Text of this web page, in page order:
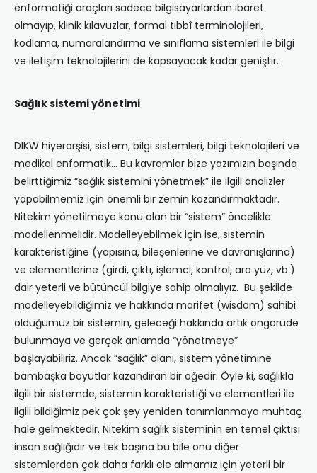
enformatiği araçları sadece bilgisayarlardan ibaret
olmayıp, klinik kılavuzlar, formal tıbbî terminolojileri,
kodlama, numaralandırma ve sınıflama sistemleri ile bilgi
ve iletişim teknolojilerini de kapsayacak kadar geniştir.
Sağlık sistemi yönetimi
DIKW hiyerarşisi, sistem, bilgi sistemleri, bilgi teknolojileri ve
medikal enformatik… Bu kavramlar bize yazımızın başında
belirttiğimiz “sağlık sistemini yönetmek” ile ilgili analizler
yapabilmemiz için önemli bir zemin kazandırmaktadır.
Nitekim yönetilmeye konu olan bir “sistem” öncelikle
modellenmelidir. Modelleyebilmek için ise, sistemin
karakteristiğine (yapısına, bileşenlerine ve davranışlarına)
ve elementlerine (girdi, çıktı, işlemci, kontrol, ara yüz, vb.)
dair yeterli ve bütüncül bilgiye sahip olmalıyız. Bu şekilde
modelleyebildiğimiz ve hakkında marifet (wisdom) sahibi
olduğumuz bir sistemin, geleceği hakkında artık öngörüde
bulunmaya ve gerçek anlamda “yönetmeye”
başlayabiliriz. Ancak “sağlık” alanı, sistem yönetimine
bambaşka boyutlar kazandıran bir öğedir. Öyle ki, sağlıkla
ilgili bir sistemde, sistemin karakteristiği ve elementleri ile
ilgili bildiğimiz pek çok şey yeniden tanımlanmaya muhtaç
hale gelmektedir. Nitekim sağlık sisteminin en temel çıktısı
insan sağlığıdır ve tek başına bu bile onu diğer
sistemlerden çok daha farklı ele almamız için yeterli bir